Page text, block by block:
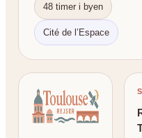
48 timer i byen
Cité de l’Espace